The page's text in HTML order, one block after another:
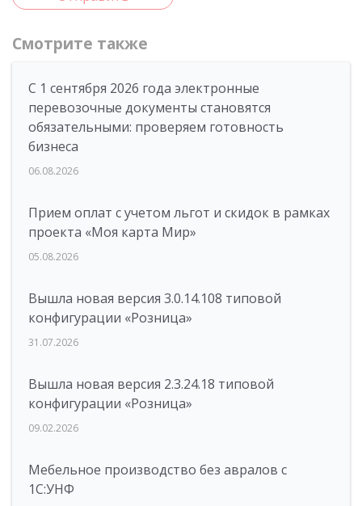
Смотрите также
С 1 сентября 2026 года электронные
перевозочные документы становятся
обязательными: проверяем готовность
бизнеса
06.08.2026
Прием оплат с учетом льгот и скидок в рамках
проекта «Моя карта Мир»
05.08.2026
Вышла новая версия 3.0.14.108 типовой
конфигурации «Розница»
31.07.2026
Вышла новая версия 2.3.24.18 типовой
конфигурации «Розница»
09.02.2026
Мебельное производство без авралов с
1С:УНФ